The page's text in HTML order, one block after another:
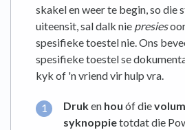
skakel en weer te begin, so die
uiteensit, sal dalk nie presies
spesifieke toestel nie. Ons
spesifieke toestel se
kyk of 'n vriend vir hulp vra.
Druken hou óf die
syknoppietotdat die